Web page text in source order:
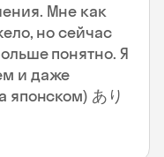
Мне как
но сейчас
понятно. Я
и даже
японском) あり